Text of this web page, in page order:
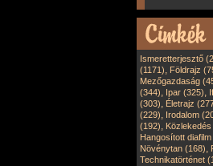
Ismeretterjesztő
(1171), Földrajz
Mezőgazdaság
(344), Ipar (325),
(303), Életrajz
(229), Irodalom
(192), Közlekedés
Hangosított
Növénytan (168),
Technikatörténet